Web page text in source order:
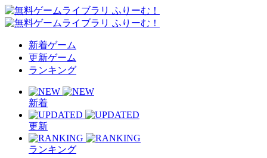
新着ゲーム
更新ゲーム
ランキング
新着
更新
ランキング